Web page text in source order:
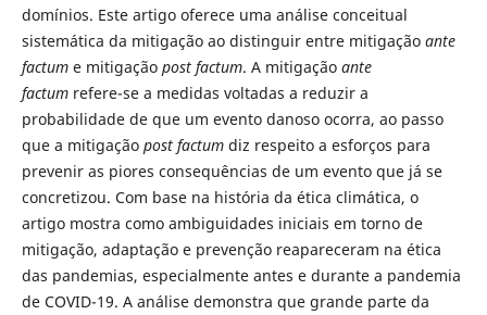
domínios. Este artigo oferece uma análise conceitual
sistemática da mitigação ao distinguir entre mitigação ante
factume mitigação post factum. A mitigação ante
factumrefere-se a medidas voltadas a reduzir a
probabilidade de que um evento danoso ocorra, ao passo
que a mitigação post factumdiz respeito a esforços para
prevenir as piores consequências de um evento que já se
concretizou. Com base na história da ética climática, o
artigo mostra como ambiguidades iniciais em torno de
mitigação, adaptação e prevenção reapareceram na ética
das pandemias, especialmente antes e durante a pandemia
de COVID-19. A análise demonstra que grande parte da